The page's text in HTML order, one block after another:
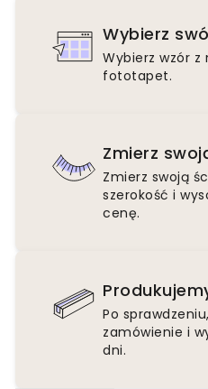
Wybierz
Wybierz wzór z
fototapet.
Zmierz
Zmierz swoją
szerokość i
cenę.
Po
zamówienie i
dni.